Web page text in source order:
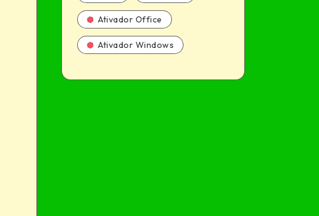
Ativador Office
Ativador Windows